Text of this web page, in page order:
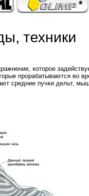
техники
которое
прорабатываются во
средние пучки дельт,